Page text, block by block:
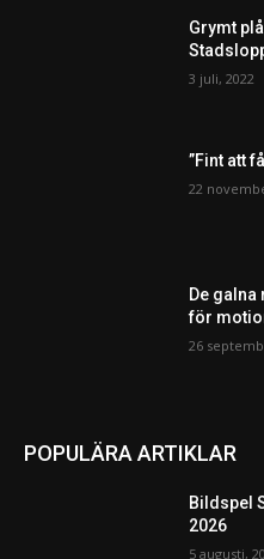
Grymt
3 juli, 2022
”Fint att
22
De
för
26
POPULÄRA ARTIKLAR
Bildspel
2026
5 augusti,